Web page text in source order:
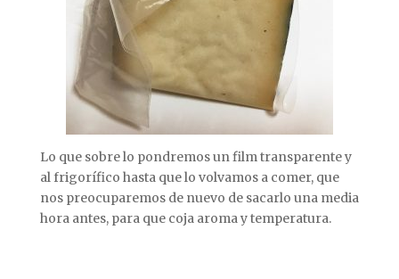
Lo que sobre lo pondremos un film transparente y
al frigorífico hasta que lo volvamos a comer, que
nos preocuparemos de nuevo de sacarlo una media
hora antes, para que coja aroma y temperatura.